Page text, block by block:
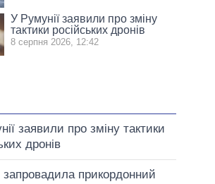
У Румунії заявили про зміну
тактики російських дронів
8 серпня 2026, 12:42
заявили про зміну тактики
дронів
запровадила прикордонний